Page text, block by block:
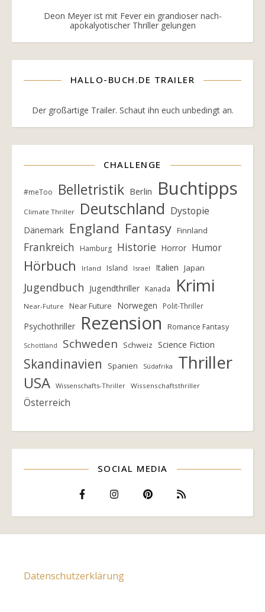
Deon Meyer ist mit Fever ein grandioser nach-
apokalyotischer Thriller gelungen
HALLO-BUCH.DE TRAILER
Der großartige Trailer. Schaut ihn euch unbedingt an.
CHALLENGE
#meToo Belletristik Berlin Buchtipps
Climate Thriller Deutschland Dystopie
Dänemark England Fantasy Finnland
Frankreich Hamburg Historie Horror Humor
Hörbuch Irland Island Israel Italien Japan
Jugendbuch Jugendthriller Kanada Krimi
Near-Future Near Future Norwegen Polit-Thriller
Psychothriller Rezension Romance Fantasy
Schottland Schweden Schweiz Science Fiction
Skandinavien Spanien Südafrika Thriller
USA Wissenschafts-Thriller Wissenschaftsthriller
Österreich
SOCIAL MEDIA
Datenschutzerklärung